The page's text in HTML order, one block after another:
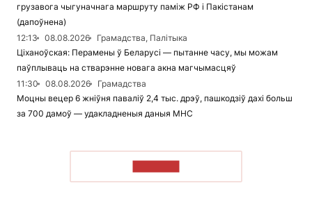
грузавога чыгуначнага маршруту паміж РФ і Пакістанам
(дапоўнена)
12:13
08.08.2026
Грамадства, Палітыка
Ціханоўская: Перамены ў Беларусі — пытанне часу, мы можам
паўплываць на стварэнне новага акна магчымасцяў
11:30
08.08.2026
Грамадства
Моцны вецер 6 жніўня паваліў 2,4 тыс. дрэў, пашкодзіў дахі больш
за 700 дамоў — удакладненыя даныя МНС